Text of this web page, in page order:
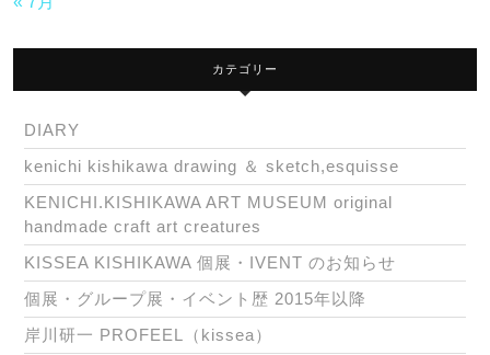
カテゴリー
DIARY
kenichi kishikawa drawing ＆ sketch,esquisse
KENICHI.KISHIKAWA ART MUSEUM original
handmade craft art creatures
KISSEA KISHIKAWA 個展・IVENT のお知らせ
個展・グループ展・イベント歴 2015年以降
岸川研一 PROFEEL（kissea）